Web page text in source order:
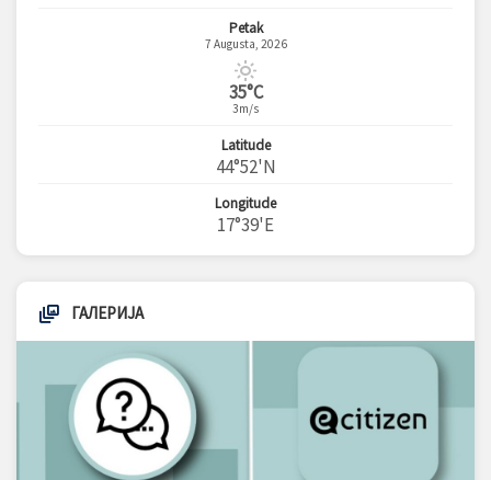
Petak
7 Augusta, 2026
35°C
3m/s
Latitude
44°52'N
Longitude
17°39'E
ГАЛЕРИЈА